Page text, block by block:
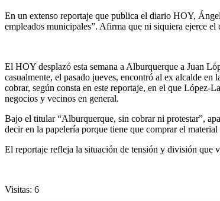
En un extenso reportaje que publica el diario HOY,
empleados municipales”. Afirma que ni siquiera ejerce
El HOY desplazó esta semana a Alburquerque a Juan
casualmente, el pasado jueves, encontró al ex alcalde
cobrar, según consta en este reportaje, en el que López-
negocios y vecinos en general.
Bajo el titular “Alburquerque, sin cobrar ni protestar”,
decir en la papelería porque tiene que comprar el material
El reportaje refleja la situación de tensión y división que
Visitas: 6